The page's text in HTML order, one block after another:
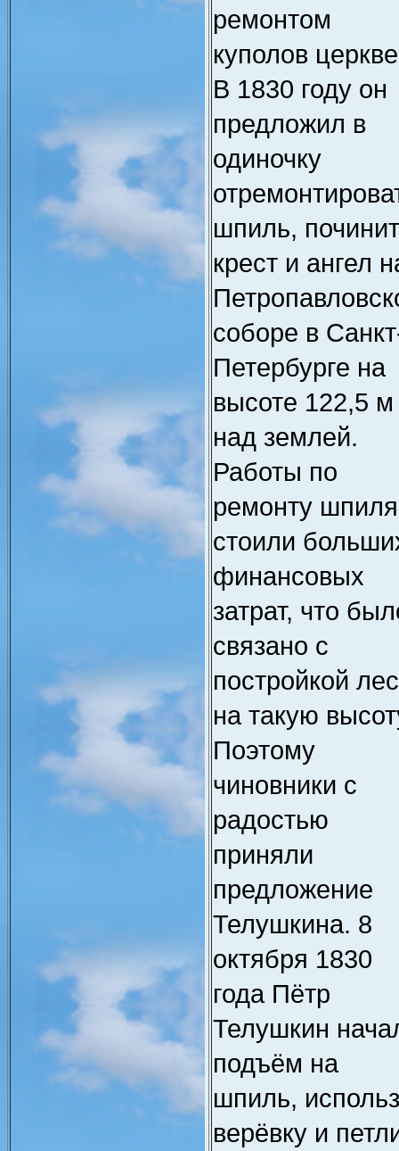
ремонтом
куполов
В 1830 году он
предложил в
одиночку
шпиль,
крест и ангел
соборе в
Петербурге на
высоте 122,5 м
над землей.
Работы по
ремонту шпиля
стоили
финансовых
затрат, что
связано с
постройкой
на такую
Поэтому
чиновники с
радостью
приняли
предложение
Телушкина. 8
октября 1830
года Пётр
Телушкин
подъём на
шпиль,
верёвку и